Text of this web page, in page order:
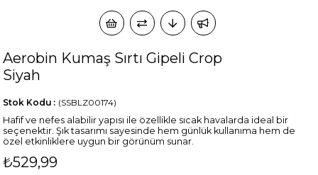
Aerobin Kumaş Sırtı Gipeli Crop
Siyah
(SSBLZ00174)
Stok Kodu
Hafif ve nefes alabilir yapısı ile özellikle sıcak havalarda ideal bir
seçenektir. Şık tasarımı sayesinde hem günlük kullanıma hem de
özel etkinliklere uygun bir görünüm sunar.
₺529,99